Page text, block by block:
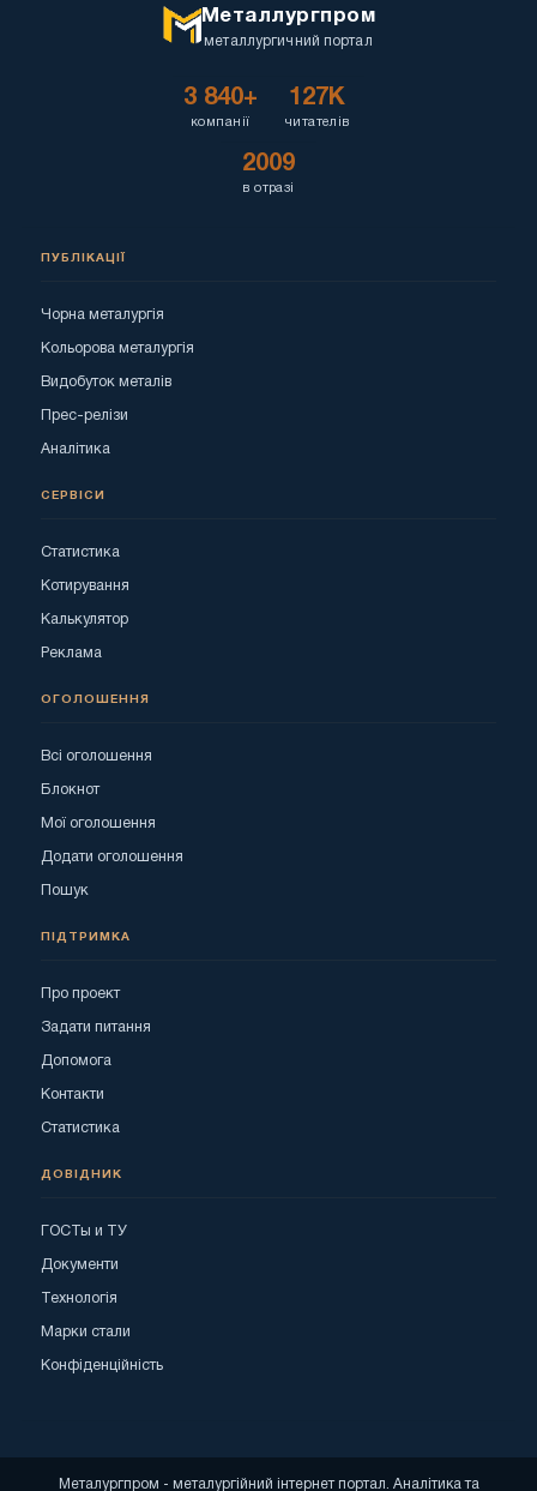
Металлургпром
металлургичний портал
3 840+
компанії
127K
читателів
2009
в отразі
ПУБЛІКАЦІЇ
Чорна металургія
Кольорова металургія
Видобуток металів
Прес-релізи
Аналітика
СЕРВІСИ
Статистика
Котирування
Калькулятор
Реклама
ОГОЛОШЕННЯ
Всі оголошення
Блокнот
Мої оголошення
Додати оголошення
Пошук
ПІДТРИМКА
Про проект
Задати питання
Допомога
Контакти
Статистика
ДОВІДНИК
ГОСТы и ТУ
Документи
Технологія
Марки стали
Конфіденційність
Металургпром - металургійний інтернет портал. Аналітика та